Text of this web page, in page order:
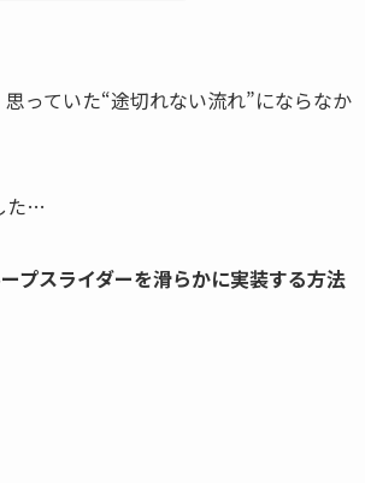
っていた“途切れない流れ”にならなか
た…
プスライダーを滑らかに実装する方法